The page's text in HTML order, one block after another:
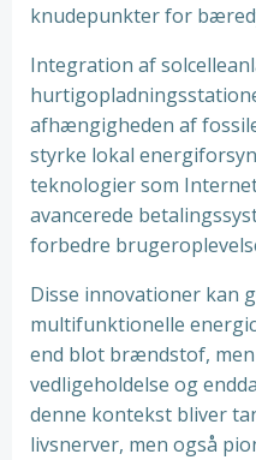
knudepunkter for
Integration af
afhængigheden af
styrke lokal
teknologier som
avancerede
forbedre
Disse innovationer kan
multifunktionelle
end blot brændstof,
vedligeholdelse og
denne kontekst bliver
livsnerver, men også